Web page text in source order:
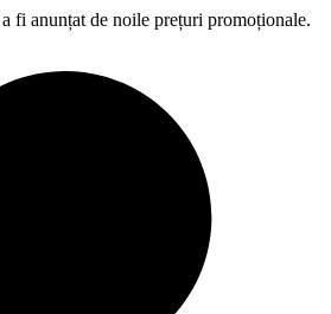
fi anunțat de noile prețuri promoționale.